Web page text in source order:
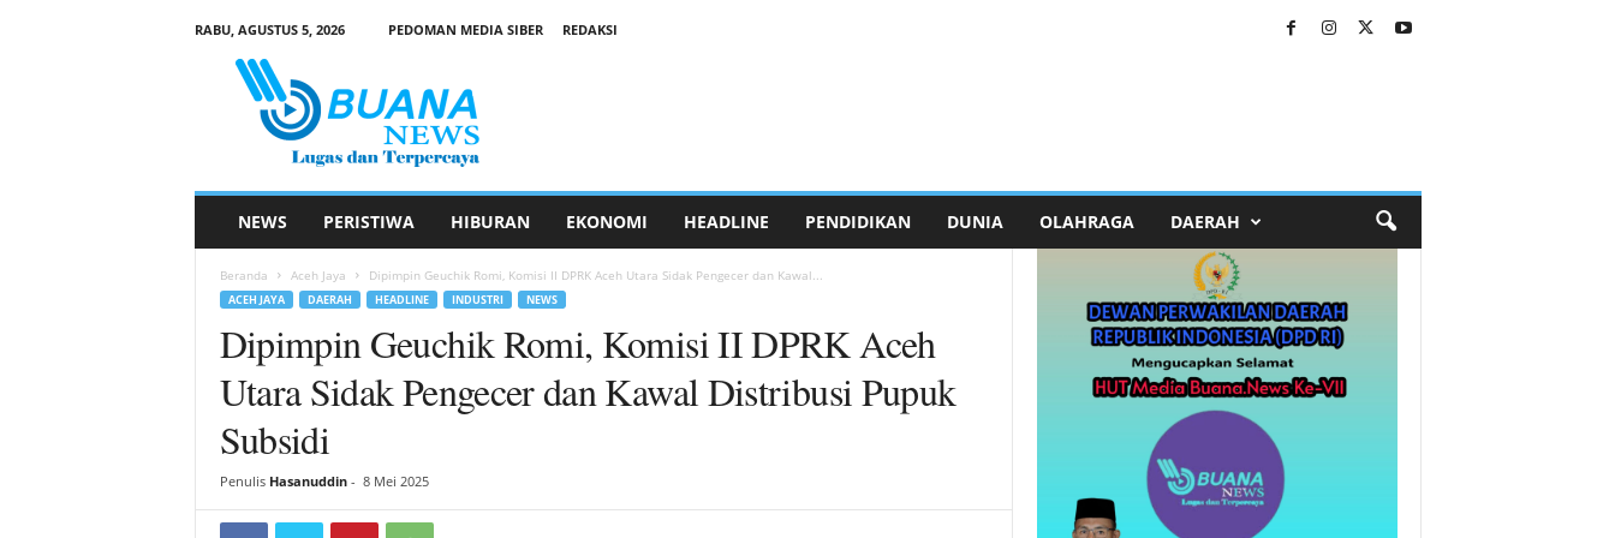
RABU, AGUSTUS 5, 2026 PEDOMAN MEDIA SIBER
REDAKSI
NEWS PERISTIWA HIBURAN EKONOMI HEADLINE PENDIDIKAN DUNIA OLAHRAGA DAERAH
Beranda Aceh Jaya Dipimpin Geuchik Romi, Komisi II DPRK Aceh Utara Sidak Pengecer dan Kawal...
ACEH JAYA DAERAH HEADLINE INDUSTRI NEWS
Dipimpin Geuchik Romi, Komisi II DPRK Aceh
Utara Sidak Pengecer dan Kawal Distribusi Pupuk
Subsidi
Penulis Hasanuddin- 8 Mei 2025